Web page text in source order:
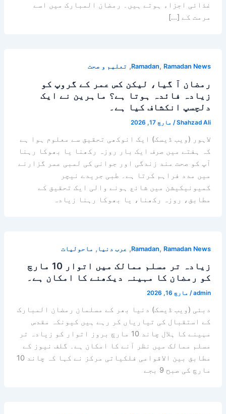
غذائی اجزاء ہوتے ہیں۔ رمضان المبارک میں اسے
مرمت کے […]
Ramadan, Ramadan News
, تعلیم و صحت
رمضان آ گیا، لیکن کس عمر کے گروپ کو
زیادہ فائدہ ہوتا ہے؟ ماہرین نے ایک
دلچسپ انکشاف کیا ہے۔
Shahzad Ali
/ مارچ 17, 2026
لاہور (ویب ڈیسک) ایک انوکھی تحقیق سے معلوم ہوا ہے
کہ ہفتے میں صرف ایک بار روزہ رکھنا یا بھوکا رہنا
آپ کو صحت مند زندگی اور جوانی کی لمبی عمر گزارنے
میں مدد فراہم کرتا ہے۔ طبی جریدے نیچر
کمیونیکیشن میں شائع ہونے والی ایک تحقیق کے
مطابق، روزہ رکھنا، یا بھوکا رہنا زیادہ
Ramadan, Ramadan News
, عرب دنیا , ماحولیات
زیادہ تر مسلم ممالک میں اتوار 10 مارچ
کو رمضان کا مہینہ دیکھنے کا امکان ہے۔
admin
/ مارچ 16, 2026
دبئی (ویب ڈیسک) دنیا بھر کے مسلمان رمضان المبارک
کے استقبال کی تیاریاں کر رہے ہیں کیونکہ مقدس
مہینے کا ہلال چاند 10 مارچ بروز اتوار کو زیادہ تر
مسلم ممالک میں نظر آنے کا امکان ہے۔ گلف نیوز کے
مطابق بین الاقوامی فلکیاتی مرکز نے کہا کہ چاند 10
مارچ کی صبح 9 بجے